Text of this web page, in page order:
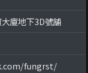
廈地下3D號舖
fungrst/